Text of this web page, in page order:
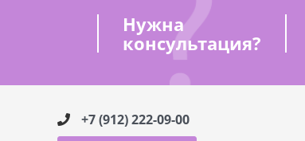
Нужна
консультация?
+7 (912) 222-09-00